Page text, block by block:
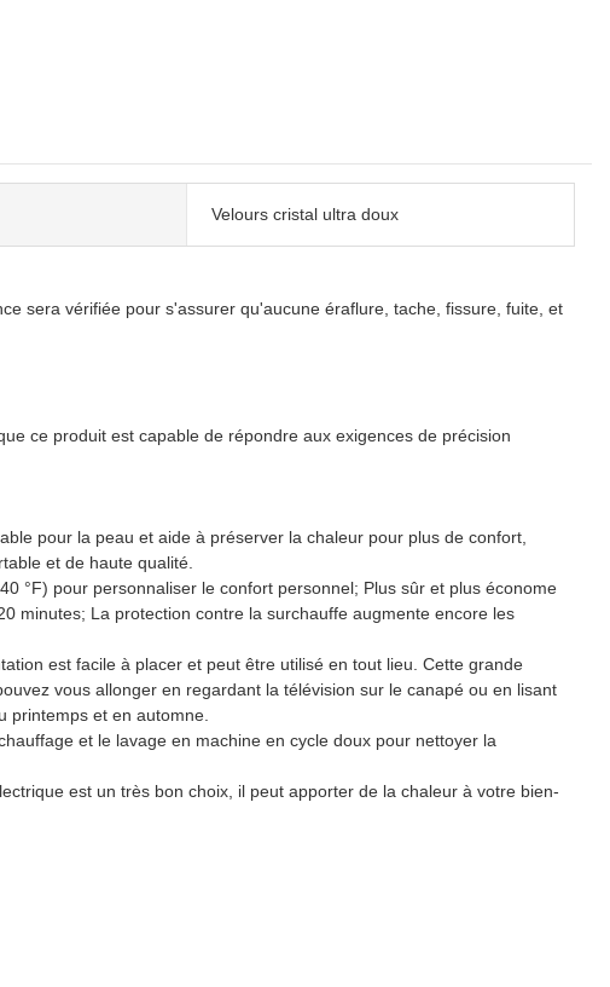
Velours cristal ultra doux
sera vérifiée pour s'assurer qu'aucune éraflure, tache, fissure, fuite, et
ce produit est capable de répondre aux exigences de précision
pour la peau et aide à préserver la chaleur pour plus de confort,
et de haute qualité.
°F) pour personnaliser le confort personnel; Plus sûr et plus économe
minutes; La protection contre la surchauffe augmente encore les
est facile à placer et peut être utilisé en tout lieu. Cette grande
vous allonger en regardant la télévision sur le canapé ou en lisant
printemps et en automne.
et le lavage en machine en cycle doux pour nettoyer la
est un très bon choix, il peut apporter de la chaleur à votre bien-